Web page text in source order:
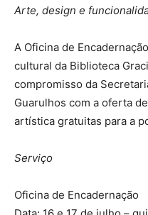
Arte, design e
A Oficina de
cultural da Biblioteca
compromisso da
Guarulhos com a oferta
artística gratuitas para a
Serviço
Oficina de Encadernação